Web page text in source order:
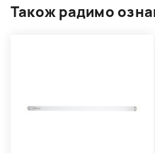
Також радимо